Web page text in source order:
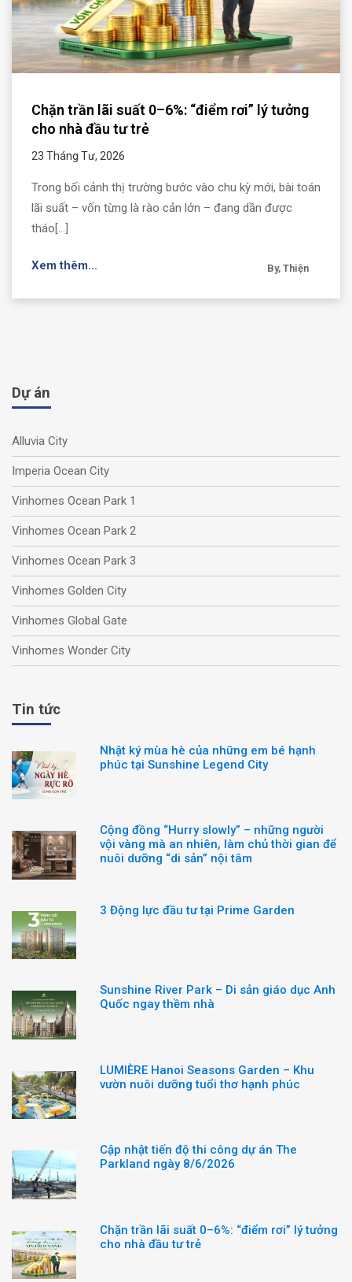
Chặn trần lãi suất 0–6%: “điểm rơi” lý tưởng
cho nhà đầu tư trẻ
23 Tháng Tư, 2026
Trong bối cảnh thị trường bước vào chu kỳ mới, bài toán
lãi suất – vốn từng là rào cản lớn – đang dần được
tháo[...]
Xem thêm... By, Thiện
Dự án
Alluvia City
Imperia Ocean City
Vinhomes Ocean Park 1
Vinhomes Ocean Park 2
Vinhomes Ocean Park 3
Vinhomes Golden City
Vinhomes Global Gate
Vinhomes Wonder City
Tin tức
Nhật ký mùa hè của những em bé hạnh
phúc tại Sunshine Legend City
Cộng đồng “Hurry slowly” – những người
vội vàng mà an nhiên, làm chủ thời gian để
nuôi dưỡng “di sản” nội tâm
3 Động lực đầu tư tại Prime Garden
Sunshine River Park – Di sản giáo dục Anh
Quốc ngay thềm nhà
LUMIÈRE Hanoi Seasons Garden – Khu
vườn nuôi dưỡng tuổi thơ hạnh phúc
Cập nhật tiến độ thi công dự án The
Parkland ngày 8/6/2026
Chặn trần lãi suất 0–6%: “điểm rơi” lý tưởng
cho nhà đầu tư trẻ